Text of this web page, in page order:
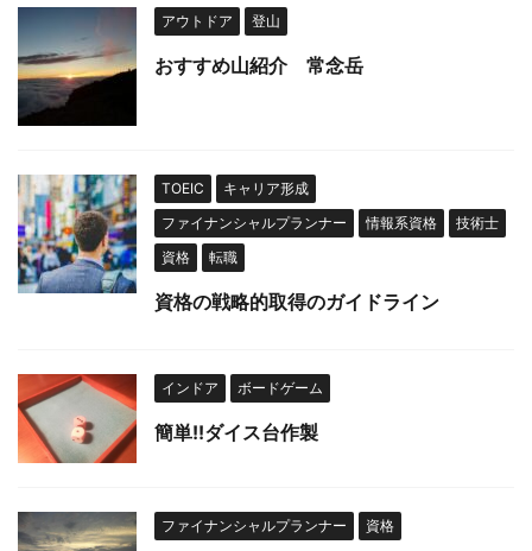
アウトドア 登山
おすすめ山紹介 常念岳
TOEIC
キャリア形成
ファイナンシャルプランナー
情報系資格
技術士
資格
転職
資格の戦略的取得のガイドライン
インドア ボードゲーム
簡単!!ダイス台作製
ファイナンシャルプランナー 資格